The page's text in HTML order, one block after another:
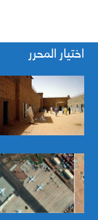
اختيار المحرر